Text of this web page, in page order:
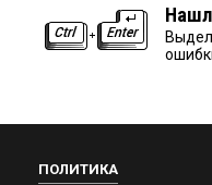
ПОЛИТИКА